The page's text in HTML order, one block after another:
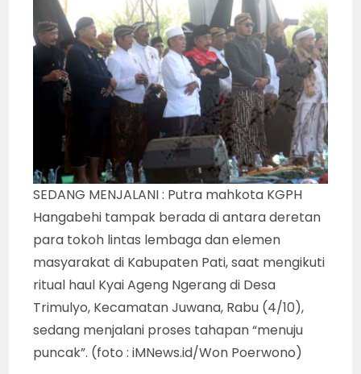
SEDANG MENJALANI : Putra mahkota KGPH
Hangabehi tampak berada di antara deretan
para tokoh lintas lembaga dan elemen
masyarakat di Kabupaten Pati, saat mengikuti
ritual haul Kyai Ageng Ngerang di Desa
Trimulyo, Kecamatan Juwana, Rabu (4/10),
sedang menjalani proses tahapan “menuju
puncak”. (foto : iMNews.id/Won Poerwono)